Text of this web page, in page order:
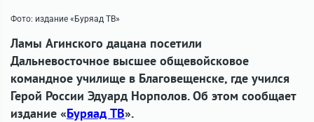
Фото: издание «Буряад ТВ»
Ламы Агинского дацана посетили
Дальневосточное высшее общевойсковое
командное училище в Благовещенске, где учился
Герой России Эдуард Норполов. Об этом сообщает
издание «Буряад ТВ».